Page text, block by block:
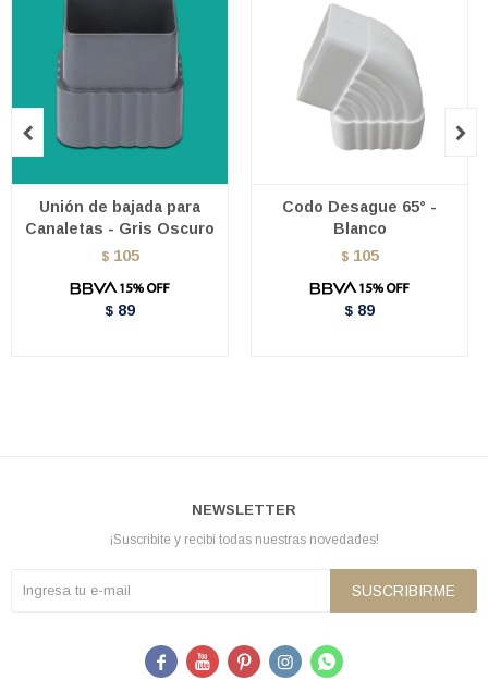
Unión de bajada para
Canaletas - Gris Oscuro
$ 105
$ 89
Codo Desague 65° -
Blanco
$ 105
$ 89
 
NEWSLETTER
¡Suscribite y recibí todas nuestras novedades!
SUSCRIBIRME
    